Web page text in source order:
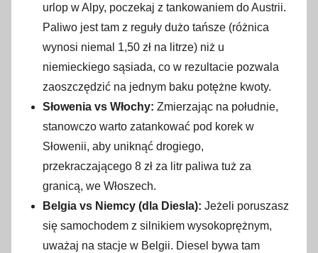
urlop w Alpy, poczekaj z tankowaniem do Austrii.
Paliwo jest tam z reguły dużo tańsze (różnica
wynosi niemal 1,50 zł na litrze) niż u
niemieckiego sąsiada, co w rezultacie pozwala
zaoszczędzić na jednym baku potężne kwoty.
Słowenia vs Włochy: Zmierzając na południe,
stanowczo warto zatankować pod korek w
Słowenii, aby uniknąć drogiego,
przekraczającego 8 zł za litr paliwa tuż za
granicą, we Włoszech.
Belgia vs Niemcy (dla Diesla): Jeżeli poruszasz
się samochodem z silnikiem wysokoprężnym,
uważaj na stacje w Belgii. Diesel bywa tam